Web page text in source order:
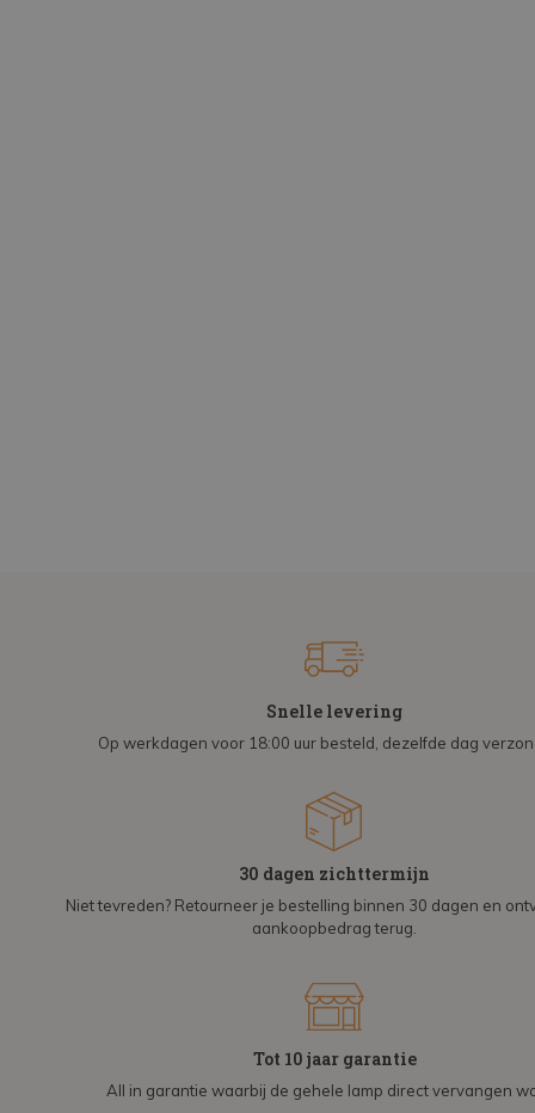
Snelle levering
Op werkdagen voor 18:00 uur besteld, dezelfde dag
30 dagen zichttermijn
Niet tevreden? Retourneer je bestelling binnen 30 dagen en
aankoopbedrag terug.
Tot 10 jaar garantie
All in garantie waarbij de gehele lamp direct vervangen